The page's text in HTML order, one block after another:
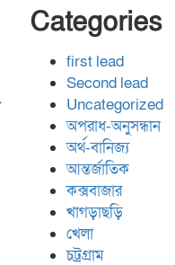
Categories
first lead
Second lead
Uncategorized
অপরাধ-অনুসন্ধান
অর্থ-বানিজ্য
আন্তর্জাতিক
কক্সবাজার
খাগড়াছড়ি
খেলা
চট্রগ্রাম